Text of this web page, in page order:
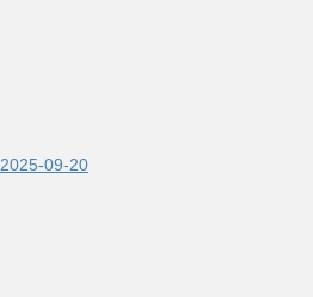
2025-09-20